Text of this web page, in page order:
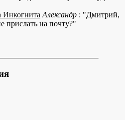
Инкогнита Александр : "Дмитрий,
прислать на почту?"